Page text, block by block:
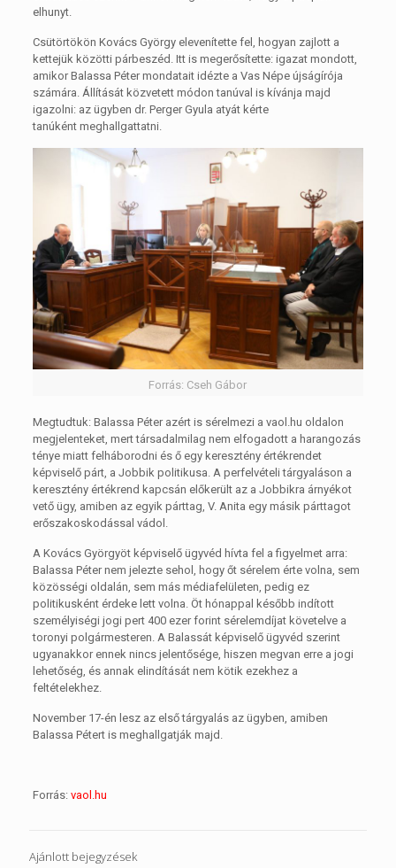
elhunyt.
Csütörtökön Kovács György elevenítette fel, hogyan zajlott a
kettejük közötti párbeszéd. Itt is megerősítette: igazat mondott,
amikor Balassa Péter mondatait idézte a Vas Népe újságírója
számára. Állítását közvetett módon tanúval is kívánja majd
igazolni: az ügyben dr. Perger Gyula atyát kérte
tanúként meghallgattatni.
Forrás: Cseh Gábor
Megtudtuk: Balassa Péter azért is sérelmezi a vaol.hu oldalon
megjelenteket, mert társadalmilag nem elfogadott a harangozás
ténye miatt felháborodni és ő egy keresztény értékrendet
képviselő párt, a Jobbik politikusa. A perfelvételi tárgyaláson a
keresztény értékrend kapcsán előkerült az a Jobbikra árnyékot
vető ügy, amiben az egyik párttag, V. Anita egy másik párttagot
erőszakoskodással vádol.
A Kovács Györgyöt képviselő ügyvéd hívta fel a figyelmet arra:
Balassa Péter nem jelezte sehol, hogy őt sérelem érte volna, sem
közösségi oldalán, sem más médiafelületen, pedig ez
politikusként érdeke lett volna. Öt hónappal később indított
személyiségi jogi pert 400 ezer forint sérelemdíjat követelve a
toronyi polgármesteren. A Balassát képviselő ügyvéd szerint
ugyanakkor ennek nincs jelentősége, hiszen megvan erre a jogi
lehetőség, és annak elindítását nem kötik ezekhez a
feltételekhez.
November 17-én lesz az első tárgyalás az ügyben, amiben
Balassa Pétert is meghallgatják majd.
Forrás: vaol.hu
Ajánlott bejegyzések